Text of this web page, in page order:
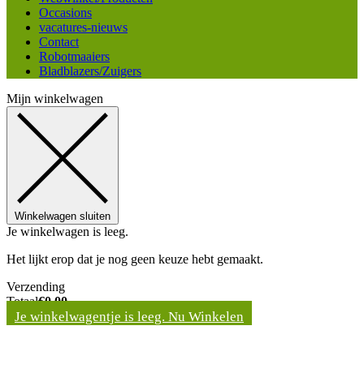
Occasions
vacatures-nieuws
Contact
Robotmaaiers
Bladblazers/Zuigers
Mijn winkelwagen
Winkelwagen sluiten
Je winkelwagen is leeg.
Het lijkt erop dat je nog geen keuze hebt gemaakt.
Verzending
Totaal€0,00
Je winkelwagentje is leeg. Nu Winkelen